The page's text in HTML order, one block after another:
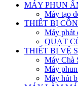
MÁY PHUN
Máy tạo
THIẾT BỊ
Máy phát
QUẠT
THIẾT BỊ VỆ
Máy Chà
Máy
Máy hút